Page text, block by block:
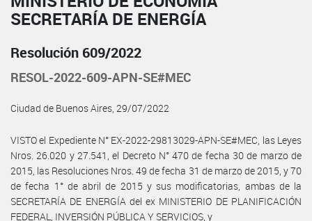
SECRETARÍA DE ENERGÍA
Resolución 609/2022
RESOL-2022-609-APN-SE#MEC
Ciudad de Buenos Aires, 29/07/2022
VISTO el Expediente N° EX-2022-29813029-APN-SE#MEC, las Leyes
Nros. 26.020 y 27.541, el Decreto N° 470 de fecha 30 de marzo de
2015, las Resoluciones Nros. 49 de fecha 31 de marzo de 2015, y 70
de fecha 1° de abril de 2015 y sus modificatorias, ambas de la
SECRETARÍA DE ENERGÍA del ex MINISTERIO DE PLANIFICACIÓN
FEDERAL, INVERSIÓN PÚBLICA Y SERVICIOS, y